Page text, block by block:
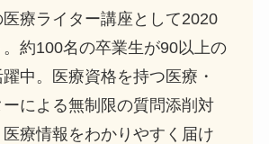
療ライター講座として2020
約100名の卒業生が90以上の
中。医療資格を持つ医療・
による無制限の質問添削対
療情報をわかりやすく届け